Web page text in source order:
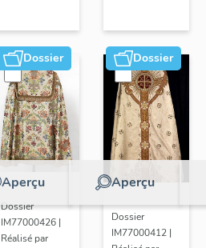
Dossier
Aperçu
Dossier
IM77000426 |
Réalisé par
Dossier
Aperçu
Dossier
IM77000412 |